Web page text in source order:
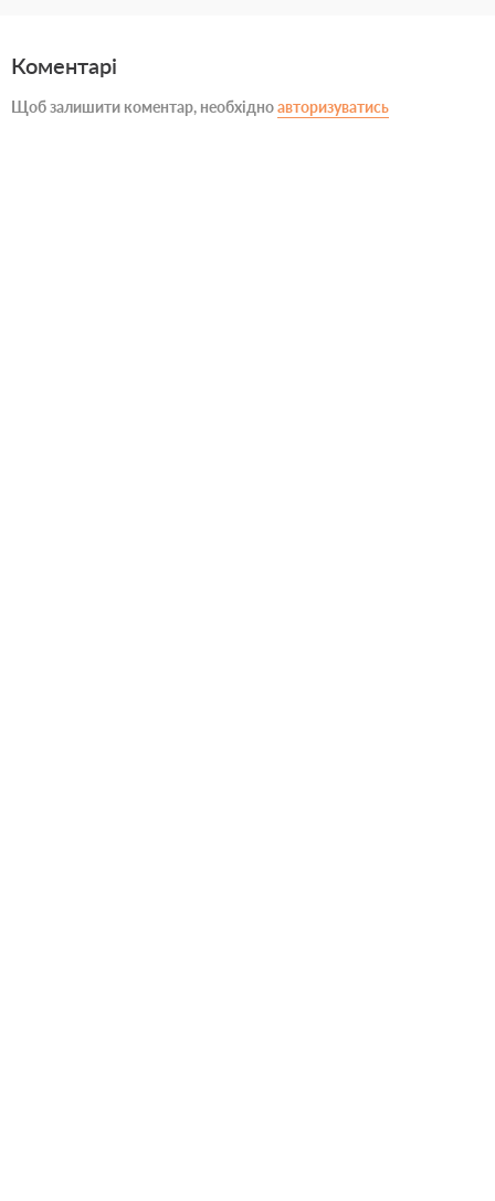
Коментарі
Щоб залишити коментар, необхідноавторизуватись